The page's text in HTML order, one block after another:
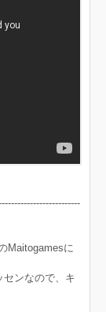
Maitogamesに
センなので、キ